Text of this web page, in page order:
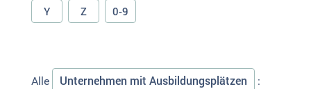
Y Z 0-9
Alle Unternehmen mit Ausbildungsplätzen :